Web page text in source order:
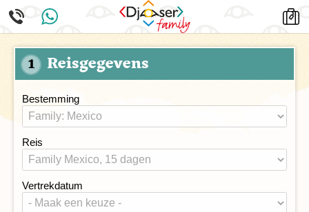
1 Reisgegevens
Bestemming
Reis
Vertrekdatum